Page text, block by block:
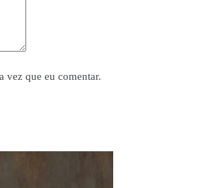
vez que eu comentar.